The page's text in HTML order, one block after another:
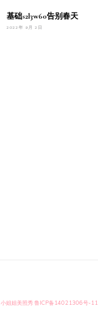
基础s2l3w60告别春天
2022年 9月 2日
小姐姐美照秀鲁ICP备14021306号-11